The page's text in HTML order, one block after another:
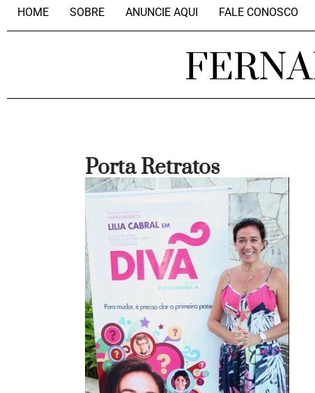
HOME SOBRE ANUNCIE AQUI FALE CONOSCO
Porta Retratos